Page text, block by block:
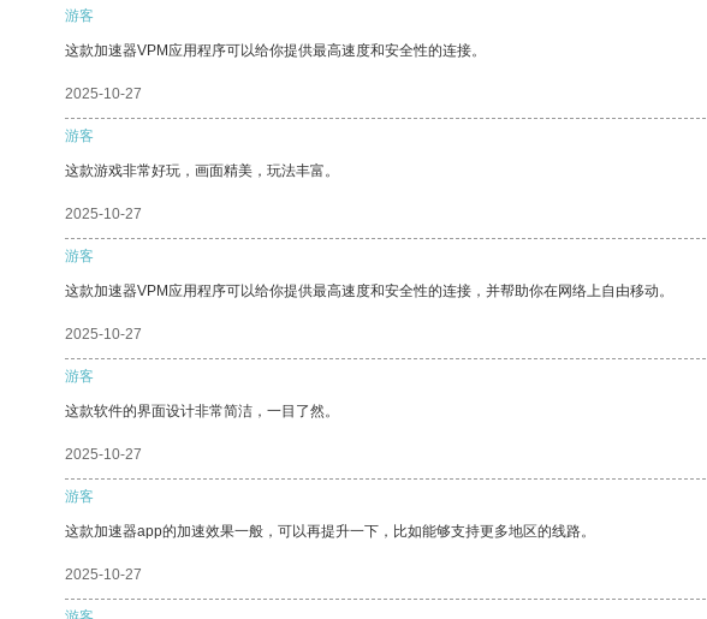
游客
这款加速器VPM应用程序可以给你提供最高速度和安全性的连接。
2025-10-27
游客
这款游戏非常好玩，画面精美，玩法丰富。
2025-10-27
游客
这款加速器VPM应用程序可以给你提供最高速度和安全性的连接，并帮助你在网络上自由移动。
2025-10-27
游客
这款软件的界面设计非常简洁，一目了然。
2025-10-27
游客
这款加速器app的加速效果一般，可以再提升一下，比如能够支持更多地区的线路。
2025-10-27